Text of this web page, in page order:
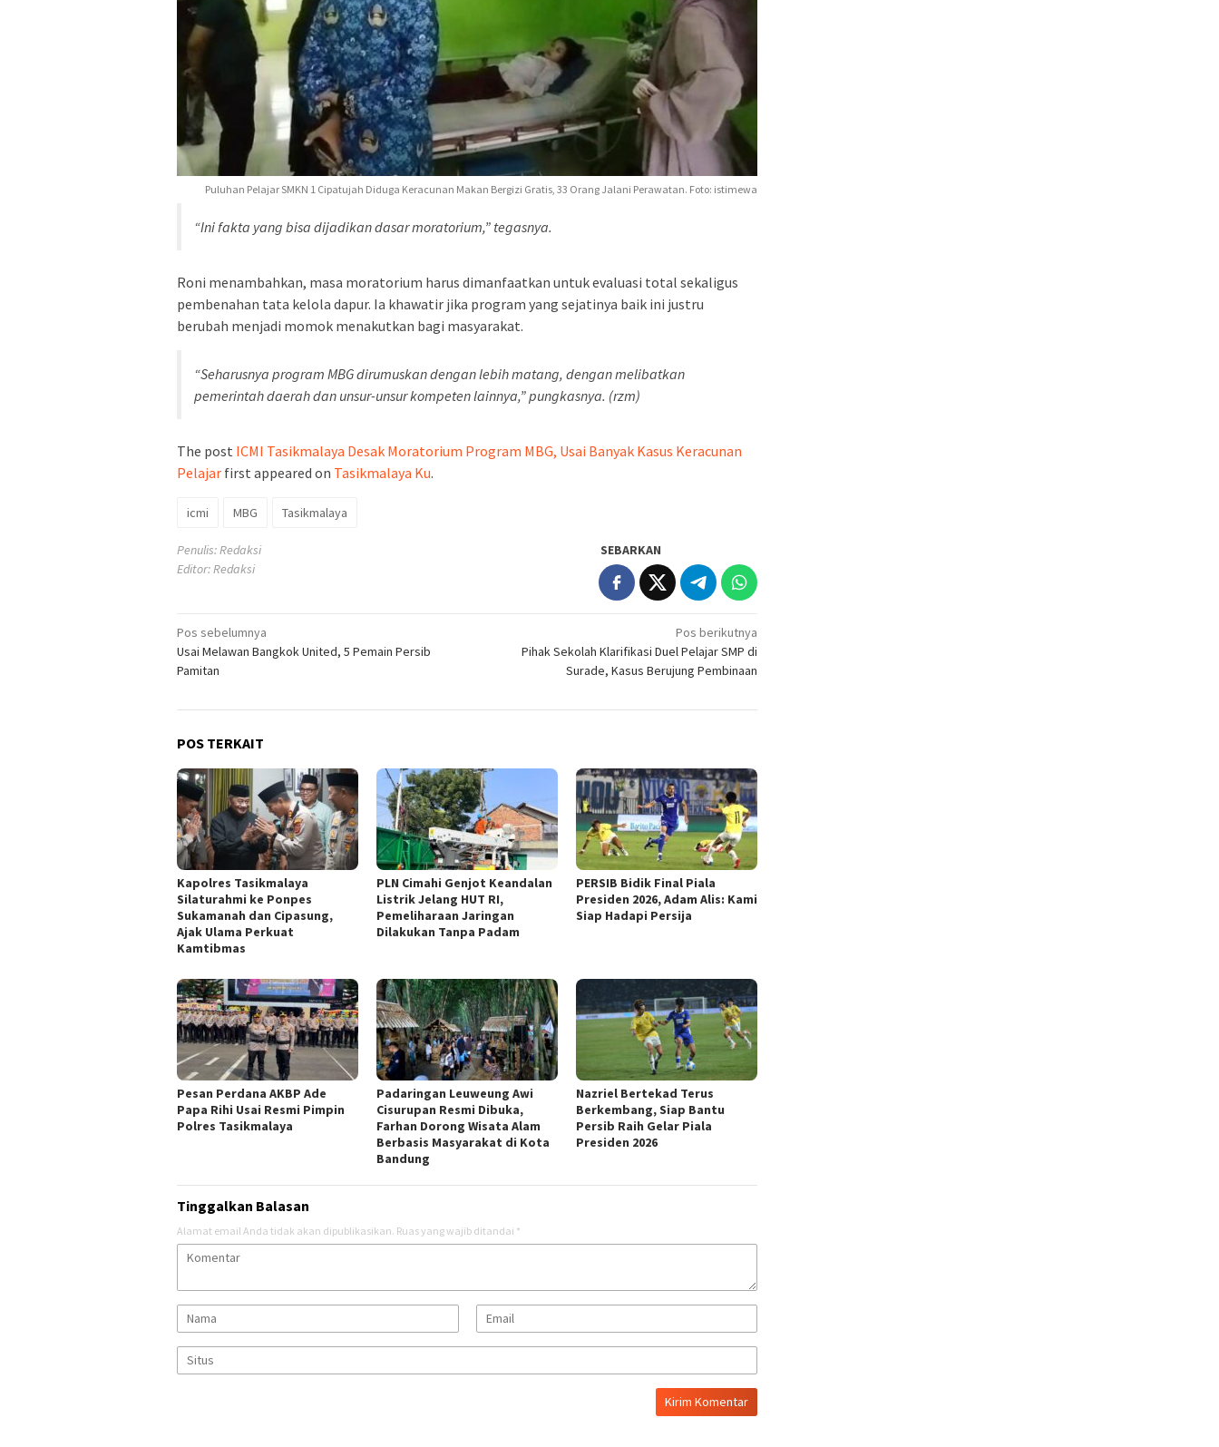
Puluhan Pelajar SMKN 1 Cipatujah Diduga Keracunan Makan Bergizi Gratis, 33 Orang Jalani Perawatan. Foto: istimewa
“Ini fakta yang bisa dijadikan dasar moratorium,” tegasnya.
Roni menambahkan, masa moratorium harus dimanfaatkan untuk evaluasi total sekaligus
pembenahan tata kelola dapur. Ia khawatir jika program yang sejatinya baik ini justru
berubah menjadi momok menakutkan bagi masyarakat.
“Seharusnya program MBG dirumuskan dengan lebih matang, dengan melibatkan
pemerintah daerah dan unsur-unsur kompeten lainnya,” pungkasnya. (rzm)
The post ICMI Tasikmalaya Desak Moratorium Program MBG, Usai Banyak Kasus Keracunan
Pelajar first appeared on Tasikmalaya Ku.
icmi MBG Tasikmalaya
Penulis: Redaksi
Editor: Redaksi
SEBARKAN
Navigasi
pos
Pos sebelumnya
Usai Melawan Bangkok United, 5 Pemain Persib
Pamitan
Pos berikutnya
Pihak Sekolah Klarifikasi Duel Pelajar SMP di
Surade, Kasus Berujung Pembinaan
POS TERKAIT
Kapolres Tasikmalaya
Silaturahmi ke Ponpes
Sukamanah dan Cipasung,
Ajak Ulama Perkuat
Kamtibmas
PLN Cimahi Genjot Keandalan
Listrik Jelang HUT RI,
Pemeliharaan Jaringan
Dilakukan Tanpa Padam
PERSIB Bidik Final Piala
Presiden 2026, Adam Alis: Kami
Siap Hadapi Persija
Pesan Perdana AKBP Ade
Papa Rihi Usai Resmi Pimpin
Polres Tasikmalaya
Padaringan Leuweung Awi
Cisurupan Resmi Dibuka,
Farhan Dorong Wisata Alam
Berbasis Masyarakat di Kota
Bandung
Nazriel Bertekad Terus
Berkembang, Siap Bantu
Persib Raih Gelar Piala
Presiden 2026
Tinggalkan Balasan
Alamat email Anda tidak akan dipublikasikan. Ruas yang wajib ditandai *